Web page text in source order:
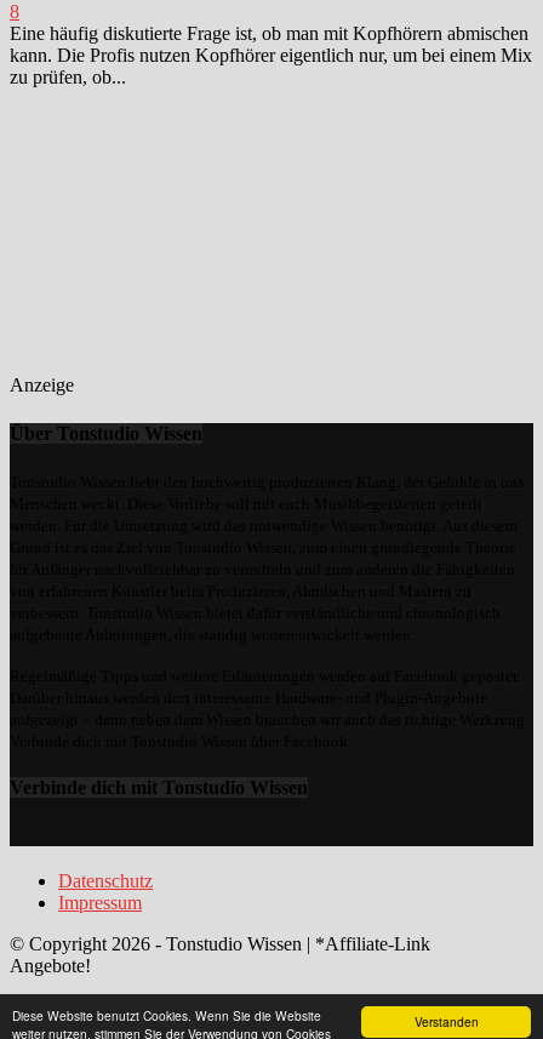
Verstanden
Diese Website benutzt Cookies. Wenn Sie die Website
weiter nutzen, stimmen Sie der Verwendung von Cookies
8
Eine häufig diskutierte Frage ist, ob man mit Kopfhörern abmischen
kann. Die Profis nutzen Kopfhörer eigentlich nur, um bei einem Mix
zu prüfen, ob...
Anzeige
Über Tonstudio Wissen
Verbinde dich mit Tonstudio Wissen
Datenschutz
Impressum
© Copyright 2026 - Tonstudio Wissen | *Affiliate-Link
Angebote!